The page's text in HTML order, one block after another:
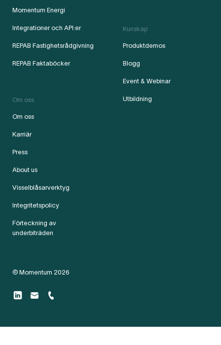
Momentum Energi
Integrationer och API:er
REPAB Fastighetsrådgivning
REPAB Faktaböcker
Om oss
Om oss
Karriär
Press
About us
Visselblåsarverktyg
Integritetspolicy
Förteckning av
underbiträden
Kunskap
Produktdemos
Blogg
Event & Webinar
Utbildning
© Momentum 2026